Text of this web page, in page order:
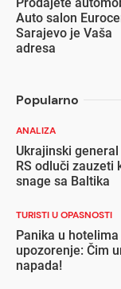
Auto salon
Sarajevo je Vaša
adresa
Popularno
ANALIZA
Ukrajinski
RS odluči zauzeti
snage sa Baltika
TURISTI U OPASNOSTI
Panika u
upozorenje: Čim
napada!